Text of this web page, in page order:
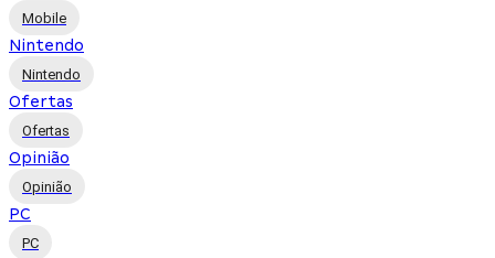
Mobile
Nintendo
Nintendo
Ofertas
Ofertas
Opinião
Opinião
PC
PC